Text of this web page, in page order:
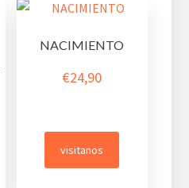
NACIMIENTO
€24,90
visitanos